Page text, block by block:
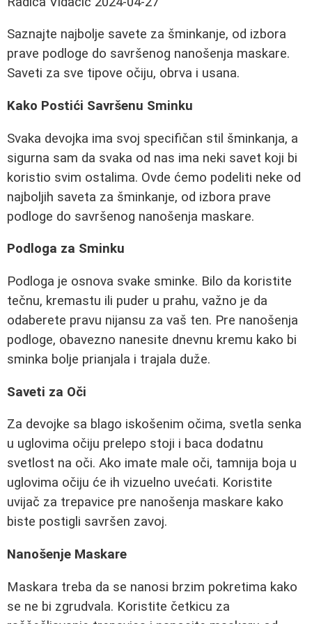
Saznajte najbolje savete za šminkanje, od izbora
prave podloge do savršenog nanošenja maskare.
Saveti za sve tipove očiju, obrva i usana.
Kako Postići Savršenu Sminku
Svaka devojka ima svoj specifičan stil šminkanja, a
sigurna sam da svaka od nas ima neki savet koji bi
koristio svim ostalima. Ovde ćemo podeliti neke od
najboljih saveta za šminkanje, od izbora prave
podloge do savršenog nanošenja maskare.
Podloga za Sminku
Podloga je osnova svake sminke. Bilo da koristite
tečnu, kremastu ili puder u prahu, važno je da
odaberete pravu nijansu za vaš ten. Pre nanošenja
podloge, obavezno nanesite dnevnu kremu kako bi
sminka bolje prianjala i trajala duže.
Saveti za Oči
Za devojke sa blago iskošenim očima, svetla senka
u uglovima očiju prelepo stoji i baca dodatnu
svetlost na oči. Ako imate male oči, tamnija boja u
uglovima očiju će ih vizuelno uvećati. Koristite
uvijač za trepavice pre nanošenja maskare kako
biste postigli savršen zavoj.
Nanošenje Maskare
Maskara treba da se nanosi brzim pokretima kako
se ne bi zgrudvala. Koristite četkicu za